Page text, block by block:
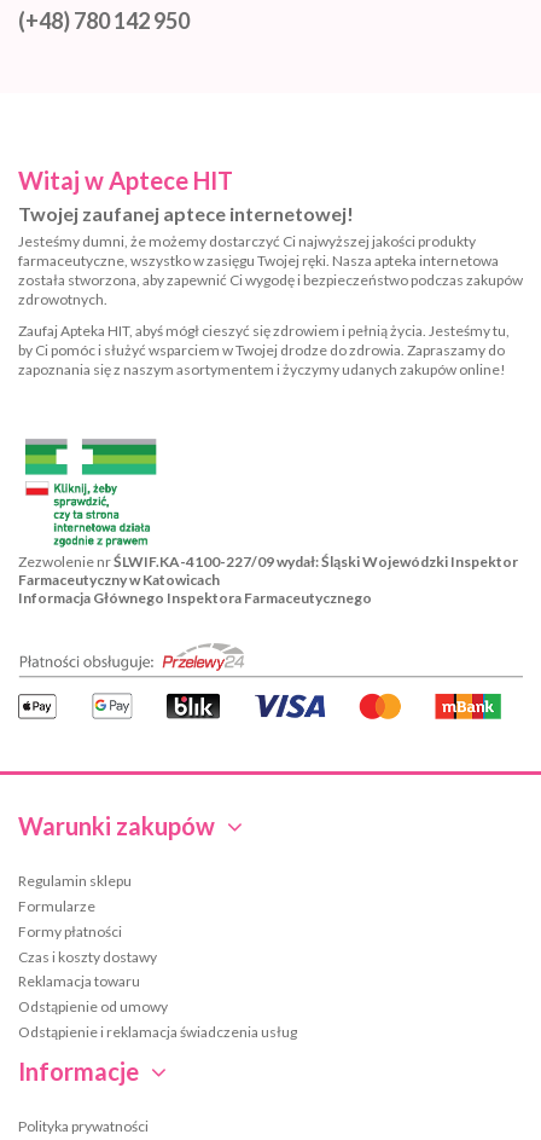
(+48) 780 142 950
Warunki zakupów
Regulamin sklepu
Formularze
Formy płatności
Czas i koszty dostawy
Reklamacja towaru
Odstąpienie od umowy
Odstąpienie i reklamacja świadczenia usług
Informacje
Polityka prywatności
Witaj w Aptece HIT
Twojej zaufanej aptece internetowej!
Jesteśmy dumni, że możemy dostarczyć Ci najwyższej jakości produkty
farmaceutyczne, wszystko w zasięgu Twojej ręki. Nasza apteka internetowa
została stworzona, aby zapewnić Ci wygodę i bezpieczeństwo podczas zakupów
zdrowotnych.
Zaufaj Apteka HIT, abyś mógł cieszyć się zdrowiem i pełnią życia. Jesteśmy tu,
by Ci pomóc i służyć wsparciem w Twojej drodze do zdrowia. Zapraszamy do
zapoznania się z naszym asortymentem i życzymy udanych zakupów online!
Zezwolenie nrŚLWIF.KA-4100-227/09 wydał: Śląski Wojewódzki Inspektor
Farmaceutyczny w Katowicach
Informacja Głównego Inspektora Farmaceutycznego